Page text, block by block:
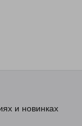
и новинках